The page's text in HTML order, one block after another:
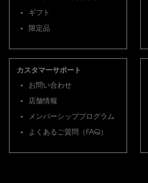
ギフト
限定品
カスタマーサポート
お問い合わせ
店舗情報
メンバーシッププログラム
よくあるご質問（FAQ）